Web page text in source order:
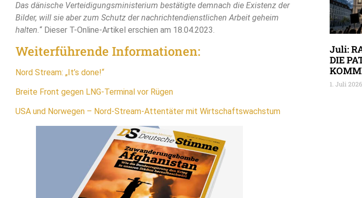
Das dänische Verteidigungsministerium bestätigte demnach die Existenz der
Bilder, will sie aber zum Schutz der nachrichtendienstlichen Arbeit geheim
halten.“ Dieser T-Online-Artikel erschien am 18.04.2023.
Weiterführende Informationen:
Nord Stream: „It’s done!“
Breite Front gegen LNG-Terminal vor Rügen
USA und Norwegen – Nord-Stream-Attentäter mit Wirtschaftswachstum
Juli:
DIE
1. Juli 2026